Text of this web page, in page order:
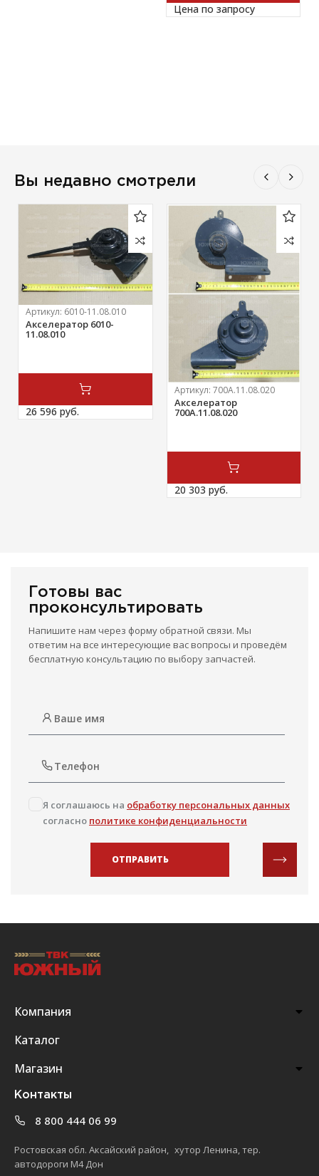
Цена по запросу
Вы недавно смотрели
Артикул: 6010-11.08.010
Акселератор 6010-
11.08.010
26 596 руб.
Артикул: 700А.11.08.020
Акселератор
700А.11.08.020
20 303 руб.
Готовы вас
проконсультировать
Напишите нам через форму обратной связи. Мы
ответим на все интересующие вас вопросы и проведём
бесплатную консультацию по выбору запчастей.
Я соглашаюсь на обработку персональных данных
согласно политике конфиденциальности
ОТПРАВИТЬ
Компания
Каталог
Магазин
Контакты
8 800 444 06 99
Ростовская обл. Аксайский район, хутор Ленина, тер.
автодороги М4 Дон